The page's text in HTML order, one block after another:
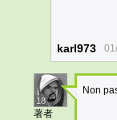
karl973
18
著者
Non